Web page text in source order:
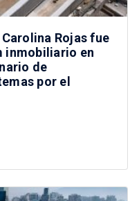
Rojas fue
inmobiliario en
de
por el